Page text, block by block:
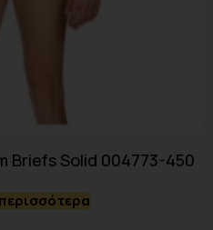
Briefs Solid 004773-450